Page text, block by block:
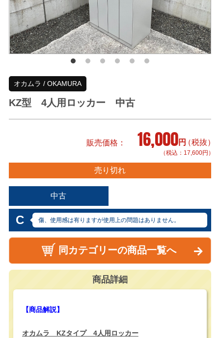
オカムラ / OKAMURA
KZ型 4人用ロッカー 中古
販売価格 16,000円（税抜）
（税込：17,600円）
売り切れ
中古
C 傷、使用感は有りますが使用上の問題はありません。
同カテゴリーの商品一覧へ
商品詳細
【商品解説】
オカムラ KZタイプ 4人用ロッカー